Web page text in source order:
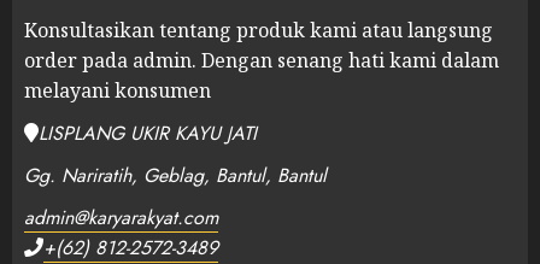
Konsultasikan tentang produk kami atau langsung
order pada admin. Dengan senang hati kami dalam
melayani konsumen
LISPLANG UKIR KAYU JATI
Gg. Nariratih, Geblag, Bantul, Bantul
admin@karyarakyat.com
+(62) 812-2572-3489